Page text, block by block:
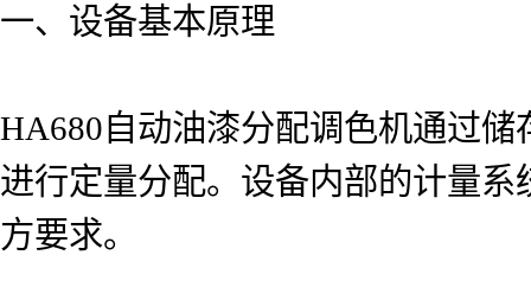
一、设备基本原理
HA680自动油漆分配调色机通过
进行定量分配。设备内部的计量
方要求。